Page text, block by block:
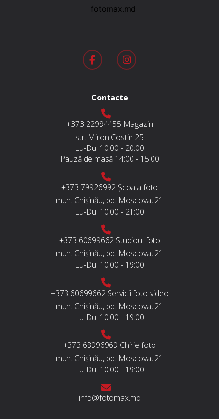
Contacte
+373 22994455 Magazin
str. Miron Costin 25
Lu-Du: 10:00 - 20:00
Pauză de masă 14:00 - 15:00
+373 79926992 Școala foto
mun. Chișinău, bd. Moscova, 21
Lu-Du: 10:00 - 21:00
+373 60699662 Studioul foto
mun. Chișinău, bd. Moscova, 21
Lu-Du: 10:00 - 19:00
+373 60699662 Servicii foto-video
mun. Chișinău, bd. Moscova, 21
Lu-Du: 10:00 - 19:00
+373 68996969 Chirie foto
mun. Chișinău, bd. Moscova, 21
Lu-Du: 10:00 - 19:00
info@fotomax.md